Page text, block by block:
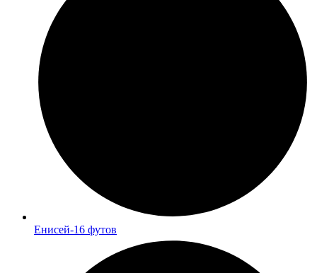
Енисей-16 футов